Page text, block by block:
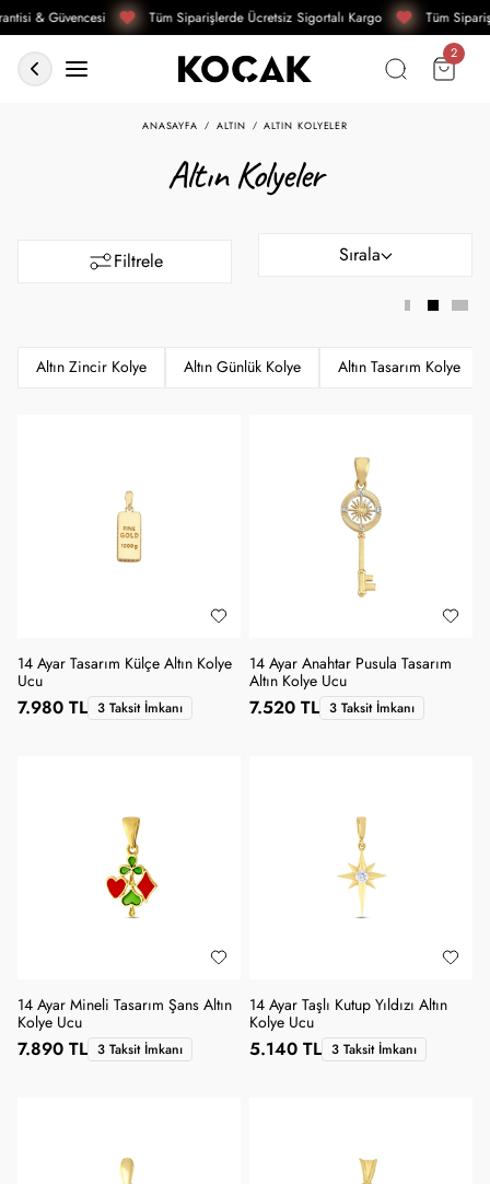
& Güvencesi Tüm Siparişlerde Ücretsiz Sigortalı Kargo Tüm
ANASAYFA ALTIN ALTIN KOLYELER
Altın Kolyeler
Filtrele Sırala
Altın Zincir Kolye Altın Günlük Kolye Altın Tasarım Kolye
14 Ayar Tasarım Külçe Altın Kolye
Ucu
7.980 TL 3 Taksit İmkanı
14 Ayar Anahtar Pusula Tasarım
Altın Kolye Ucu
7.520 TL 3 Taksit İmkanı
14 Ayar Mineli Tasarım Şans Altın
Kolye Ucu
7.890 TL 3 Taksit İmkanı
14 Ayar Taşlı Kutup Yıldızı Altın
Kolye Ucu
5.140 TL 3 Taksit İmkanı